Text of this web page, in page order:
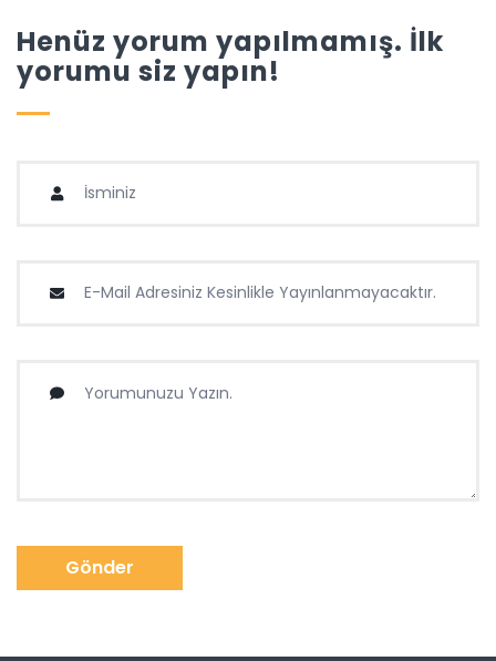
Henüz yorum yapılmamış. İlk
yorumu siz yapın!
Gönder